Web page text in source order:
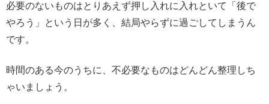
必要のないものはとりあえず押し入れに入れといて「後で
やろう」という日が多く、結局やらずに過ごしてしまうん
です。
時間のある今のうちに、不必要なものはどんどん整理しち
ゃいましょう。